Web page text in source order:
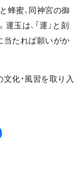
蜂蜜、同神宮の御
玉は、「運」と刻
当たれば願いがか
化・風習を取り入